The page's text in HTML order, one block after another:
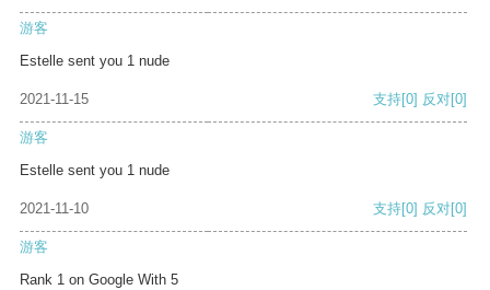
游客
Estelle sent you 1 nude
2021-11-15 支持[0] 反对[0]
游客
Estelle sent you 1 nude
2021-11-10 支持[0] 反对[0]
游客
Rank 1 on Google With 5